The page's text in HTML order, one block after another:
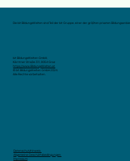
Die bit BildungsWelten sind Teil der bit Gruppe, einer der größten privaten
bit BildungsWelten GmbH,
Kärntner Straße 311, 8054 Graz
https://www.BildungsWelten.at
© bit BildungsWelten GmbH 2024.
Alle Rechte vorbehalten.
Datenschutzhinweis
Allgemeine Geschäftsbedingungen
Impressum